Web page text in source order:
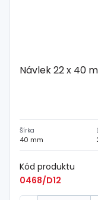
Návlek 22 x 40
Šírka
40 mm
Kód produktu
0468/D12